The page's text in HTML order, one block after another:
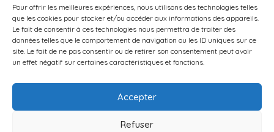
Pour offrir les meilleures expériences, nous utilisons des technologies telles
que les cookies pour stocker et/ou accéder aux informations des appareils.
Le fait de consentir à ces technologies nous permettra de traiter des
données telles que le comportement de navigation ou les ID uniques sur ce
site. Le fait de ne pas consentir ou de retirer son consentement peut avoir
un effet négatif sur certaines caractéristiques et fonctions.
Accepter
Refuser
PROPOSEZ VOTRE APPARTEMENT
METTEZ UN BIEN EN VENTE
LA SOLUTION IMMO
MENTIONS LÉGALES
POLITIQUE DE CONFIDENTIALITÉ